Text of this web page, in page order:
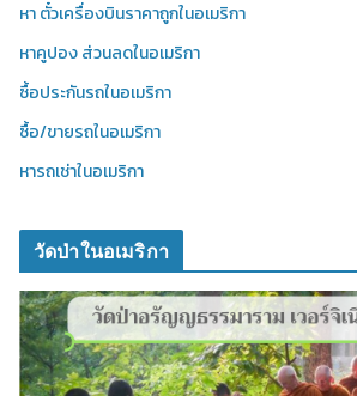
หา ตั๋วเครื่องบินราคาถูกในอเมริกา
หาคูปอง ส่วนลดในอเมริกา
ซื้อประกันรถในอเมริกา
ซื้อ/ขายรถในอเมริกา
หารถเช่าในอเมริกา
วัดป่าในอเมริกา